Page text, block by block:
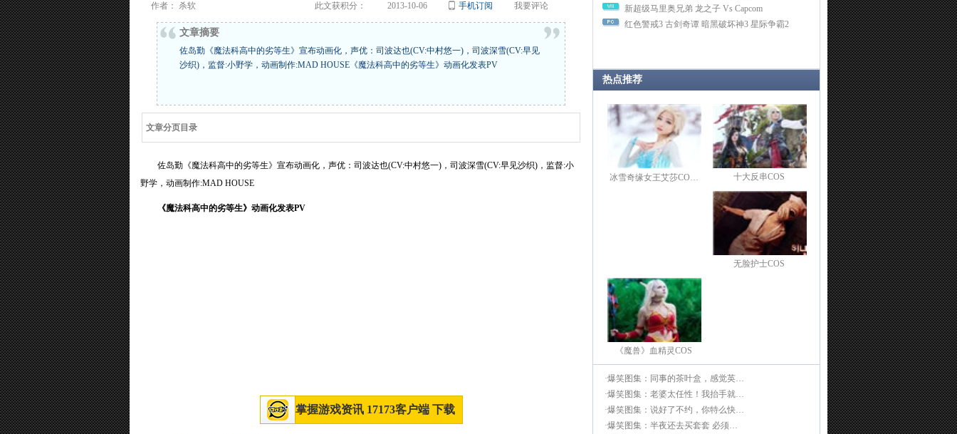
作者： 杀软 此文获积分： 2013-10-06 手机订阅 我要评论
文章摘要
佐岛勤《魔法科高中的劣等生》宣布动画化，声优：司波达也(CV:中村悠一)，司波深雪(CV:早见
沙织)，监督:小野学，动画制作:MAD HOUSE《魔法科高中的劣等生》动画化发表PV
文章分页目录
佐岛勤《魔法科高中的劣等生》宣布动画化，声优：司波达也(CV:中村悠一)，司波深雪(CV:早见沙织)，监督:小
野学，动画制作:MAD HOUSE
《魔法科高中的劣等生》动画化发表PV
掌握游戏资讯 17173客户端 下载
新超级马里奥兄弟 龙之子 Vs Capcom
红色警戒3 古剑奇谭 暗黑破坏神3 星际争霸2
热点推荐
冰雪奇缘女王艾莎CO… 十大反串COS
无脸护士COS
《魔兽》血精灵COS
·爆笑图集：同事的茶叶盒，感觉英…
·爆笑图集：老婆太任性！我抬手就…
·爆笑图集：说好了不约，你特么快…
·爆笑图集：半夜还去买套套 必须…